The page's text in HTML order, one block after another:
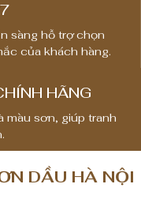
sàng hỗ trợ chọn
của khách hàng.
HÃNG
màu sơn, giúp tranh
DẦU HÀ NỘI